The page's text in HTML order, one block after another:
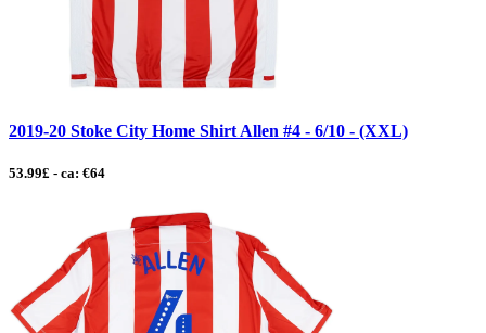
2019-20 Stoke City Home Shirt Allen #4 - 6/10 - (XXL)
53.99£ - ca: €64